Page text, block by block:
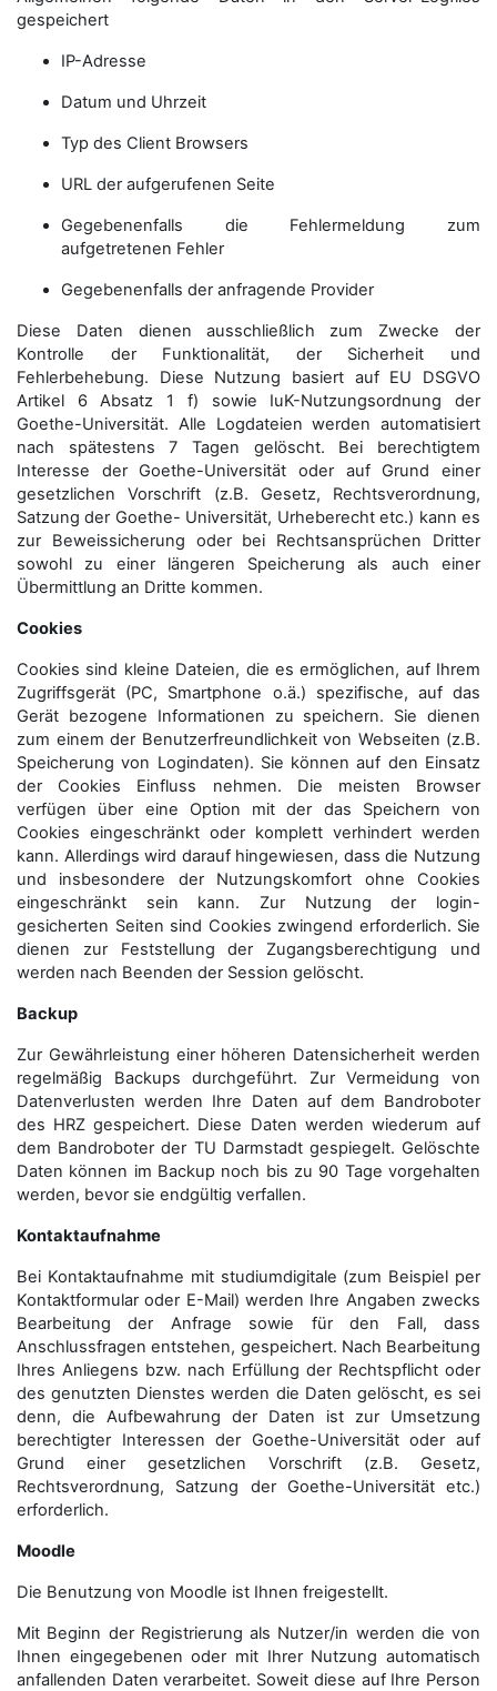
gespeichert
IP-Adresse
Datum und Uhrzeit
Typ des Client Browsers
URL der aufgerufenen Seite
Gegebenenfalls die Fehlermeldung zum
aufgetretenen Fehler
Gegebenenfalls der anfragende Provider
Diese Daten dienen ausschließlich zum Zwecke der
Kontrolle der Funktionalität, der Sicherheit und
Fehlerbehebung. Diese Nutzung basiert auf EU DSGVO
Artikel 6 Absatz 1 f) sowie IuK-Nutzungsordnung der
Goethe-Universität. Alle Logdateien werden auto­matisiert
nach spätestens 7 Tagen gelöscht. Bei berechtigtem
Interesse der Goethe-Universität oder auf Grund einer
gesetzlichen Vorschrift (z.B. Gesetz, Rechtsverordnung,
Satzung der Goethe- Universität, Urheberecht etc.) kann es
zur Beweissicherung oder bei Rechtsansprüchen Dritter
sowohl zu einer längeren Speicherung als auch einer
Übermittlung an Dritte kommen.
Cookies
Cookies sind kleine Dateien, die es ermöglichen, auf Ihrem
Zugriffsgerät (PC, Smartphone o.ä.) spezifische, auf das
Gerät bezogene Informationen zu speichern. Sie dienen
zum einem der Benutzerfreundlichkeit von Webseiten (z.B.
Speicherung von Logindaten). Sie können auf den Einsatz
der Cookies Einfluss nehmen. Die meisten Browser
verfügen über eine Option mit der das Speichern von
Cookies eingeschränkt oder komplett verhindert werden
kann. Allerdings wird darauf hingewiesen, dass die Nutzung
und insbesondere der Nutzungskomfort ohne Cookies
eingeschränkt sein kann. Zur Nutzung der login-
gesicherten Seiten sind Cookies zwingend erforderlich. Sie
dienen zur Feststellung der Zugangs­berechtigung und
werden nach Beenden der Session gelöscht.
Backup
Zur Gewährleistung einer höheren Datensicherheit werden
regelmäßig Backups durchgeführt. Zur Vermeidung von
Datenverlusten werden Ihre Daten auf dem Bandroboter
des HRZ gespeichert. Diese Daten werden wiederum auf
dem Bandroboter der TU Darmstadt gespiegelt. Gelöschte
Daten können im Backup noch bis zu 90 Tage vorgehalten
werden, bevor sie endgültig verfallen.
Kontaktaufnahme
Bei Kontaktaufnahme mit studiumdigitale (zum Beispiel per
Kontaktformular oder E-Mail) werden Ihre Angaben zwecks
Bearbeitung der Anfrage sowie für den Fall, dass
Anschluss­fragen entstehen, gespeichert. Nach Bearbeitung
Ihres Anliegens bzw. nach Erfüllung der Rechtspflicht oder
des genutzten Dienstes werden die Daten gelöscht, es sei
denn, die Aufbewahrung der Daten ist zur Umsetzung
berechtigter Interessen der Goethe-Universität oder auf
Grund einer gesetzlichen Vorschrift (z.B. Gesetz,
Rechtsverordnung, Satzung der Goethe-Universität etc.)
erforderlich.
Moodle
Die Benutzung von Moodle ist Ihnen freigestellt.
Mit Beginn der Registrierung als Nutzer/in werden die von
Ihnen eingegebenen oder mit Ihrer Nutzung automatisch
anfallenden Daten verarbeitet. Soweit diese auf Ihre Person